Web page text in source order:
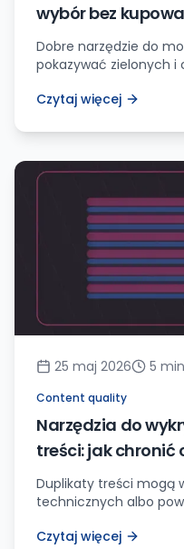
wybór bez
dla panelu
Dobre narzędzie do
pokazywać zielonych i
stronie wymagają
Czytaj więcej
25 maj 2026 5 min
Content quality
Narzędzia do
treści: jak chronić
panikować bez
Duplikaty treści mogą
technicznych albo
Czytaj więcej